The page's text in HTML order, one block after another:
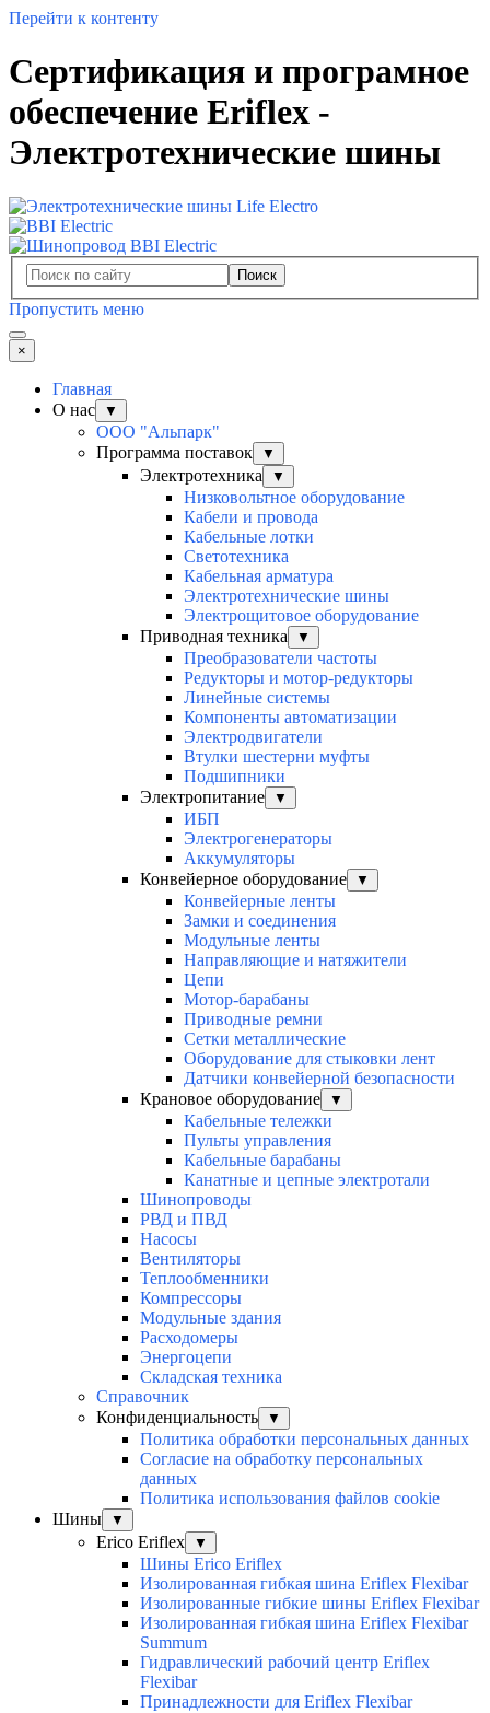
Перейти к контенту
Сертификация и програмное
обеспечение Eriflex -
Электротехнические шины
Поиск
Пропустить меню
×
Главная
О нас
▼
ООО "Альпарк"
Программа поставок
▼
Электротехника ▼
Низковольтное оборудование
Кабели и провода
Кабельные лотки
Светотехника
Кабельная арматура
Электротехнические шины
Электрощитовое оборудование
Приводная техника
▼
Преобразователи частоты
Редукторы и мотор-редукторы
Линейные системы
Компоненты автоматизации
Электродвигатели
Втулки шестерни муфты
Подшипники
Электропитание
▼
ИБП
Электрогенераторы
Аккумуляторы
Конвейерное оборудование
▼
Конвейерные ленты
Замки и соединения
Модульные ленты
Направляющие и натяжители
Цепи
Мотор-барабаны
Приводные ремни
Сетки металлические
Оборудование для стыковки лент
Датчики конвейерной безопасности
Крановое оборудование
▼
Кабельные тележки
Пульты управления
Кабельные барабаны
Канатные и цепные электротали
Шинопроводы
РВД и ПВД
Насосы
Вентиляторы
Теплообменники
Компрессоры
Модульные здания
Расходомеры
Энергоцепи
Складская техника
Справочник
Конфиденциальность
▼
Политика обработки персональных данных
Согласие на обработку персональных
данных
Политика использования файлов cookie
Шины
▼
Erico Eriflex ▼
Шины Erico Eriflex
Изолированная гибкая шина Eriflex Flexibar
Изолированные гибкие шины Eriflex Flexibar
Изолированная гибкая шина Eriflex Flexibar
Summum
Гидравлический рабочий центр Eriflex
Flexibar
Принадлежности для Eriflex Flexibar